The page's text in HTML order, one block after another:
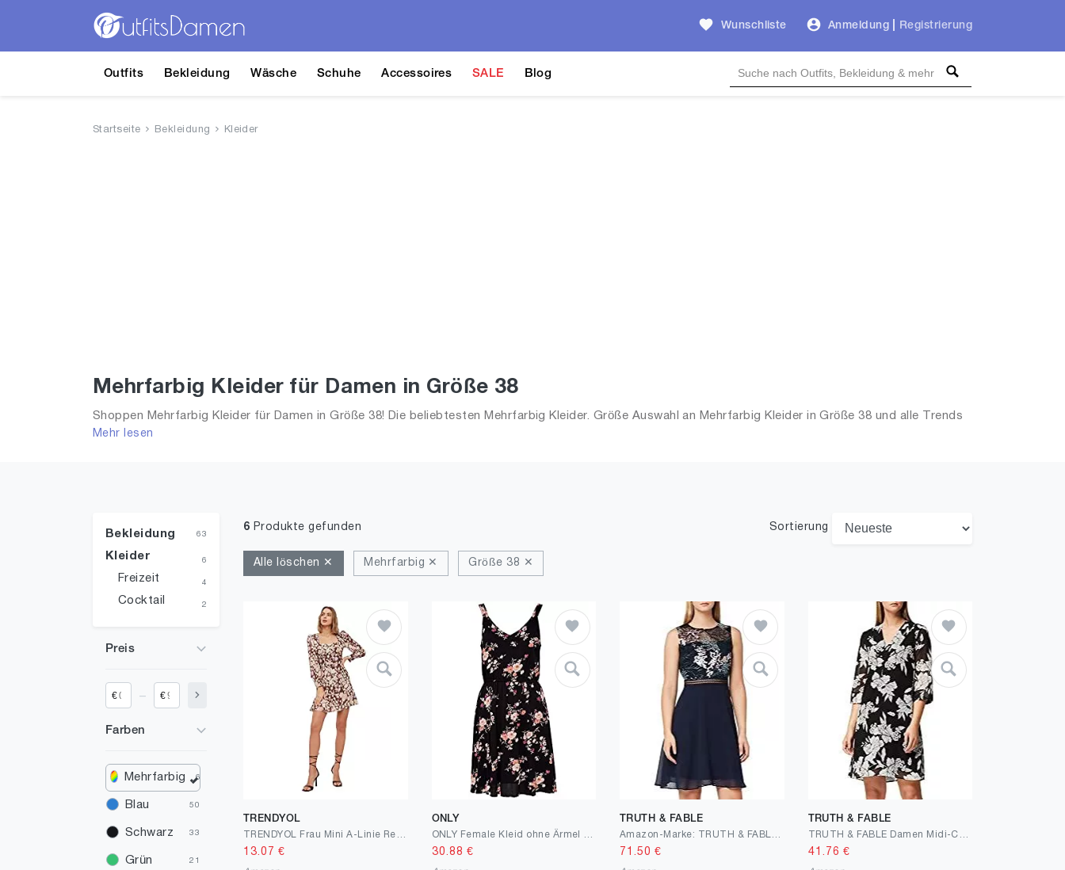
Wunschliste Anmeldung Registrierung
Outfits Bekleidung Wäsche Schuhe Accessoires SALE Blog
Startseite Bekleidung Kleider
Mehrfarbig Kleider für Damen in Größe 38
Shoppen Mehrfarbig Kleider für Damen in Größe 38! Die beliebtesten Mehrfarbig Kleider. Größe Auswahl an Mehrfarbig Kleider in Größe 38 und alle Trends
aus 2026 für Frauen!
Mehr lesen
Bekleidung 63
Kleider 6
Freizeit 4
Cocktail 2
Preis
€ €
Farben
Mehrfarbig 6
Blau 50
Schwarz 33
Grün 21
6 Produkte gefunden Sortierung
Alle löschen ✕ Mehrfarbig ✕ Größe 38 ✕
TRENDYOL
13.07 €
ONLY
30.88 €
TRUTH & FABLE
71.50 €
TRUTH & FABLE
41.76 €